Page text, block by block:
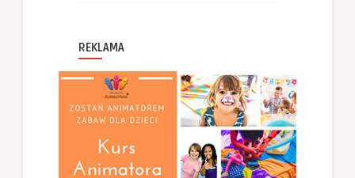
REKLAMA